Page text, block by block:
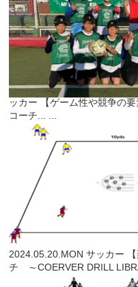
ッカー
【ゲーム性や競争の
コーチ... ...
2024.05.20.MON サッカー
チ ～COERVER DRILL